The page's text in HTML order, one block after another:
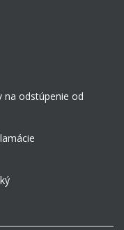
na odstúpenie od